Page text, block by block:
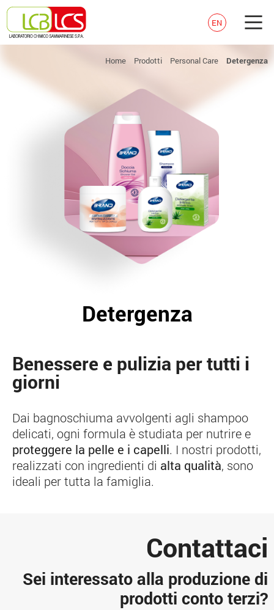
EN
Home Prodotti Personal Care Detergenza
Detergenza
Benessere e pulizia per tutti i
giorni
Dai bagnoschiuma avvolgenti agli shampoo
delicati, ogni formula è studiata per nutrire e
proteggere la pelle e i capelli. I nostri prodotti,
realizzati con ingredienti di alta qualità, sono
ideali per tutta la famiglia.
Contattaci
Sei interessato alla produzione di
prodotti conto terzi?